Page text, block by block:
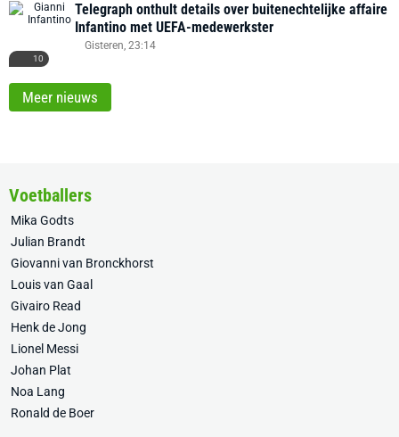
10
Telegraph onthult details over buitenechtelijke affaire
Infantino met UEFA-medewerkster
Gisteren, 23:14
Meer nieuws
Voetballers
Mika Godts
Julian Brandt
Giovanni van Bronckhorst
Louis van Gaal
Givairo Read
Henk de Jong
Lionel Messi
Johan Plat
Noa Lang
Ronald de Boer